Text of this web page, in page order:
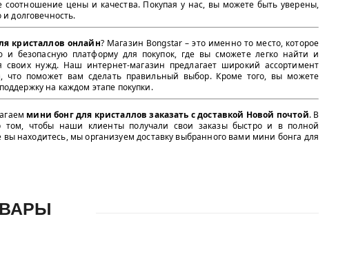
соотношение цены и качества. Покупая у нас, вы можете быть уверены,
долговечность.
кристаллов онлайн? Магазин Bongstar – это именно то место, которое
безопасную платформу для покупок, где вы сможете легко найти и
нужд. Наш интернет-магазин предлагает широкий ассортимент
что поможет вам сделать правильный выбор. Кроме того, вы можете
на каждом этапе покупки.
мини бонг для кристаллов заказать с доставкой Новой почтой. В
том, чтобы наши клиенты получали свои заказы быстро и в полной
вы находитесь, мы организуем доставку выбранного вами мини бонга для